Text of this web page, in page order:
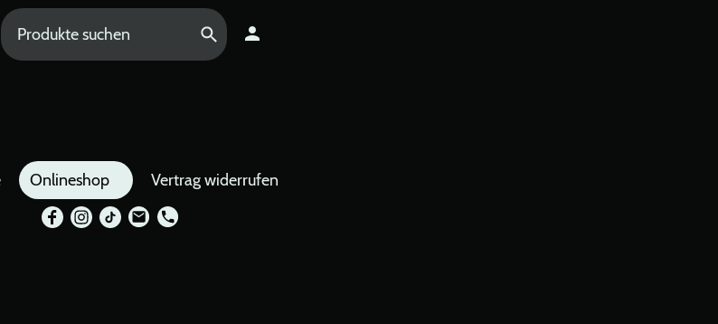
Onlineshop Vertrag widerrufen